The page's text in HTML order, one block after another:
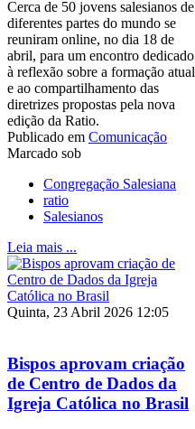
Cerca de 50 jovens salesianos de
diferentes partes do mundo se
reuniram online, no dia 18 de
abril, para um encontro dedicado
à reflexão sobre a formação atual
e ao compartilhamento das
diretrizes propostas pela nova
edição da Ratio.
Publicado em Comunicação
Marcado sob
Congregação Salesiana
ratio
Salesianos
Leia mais ...
Quinta, 23 Abril 2026 12:05
Bispos aprovam criação
de Centro de Dados da
Igreja Católica no Brasil